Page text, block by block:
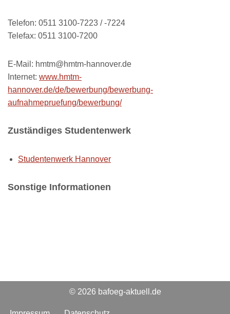
Telefon: 0511 3100-7223 / -7224
Telefax: 0511 3100-7200
E-Mail: hmtm@hmtm-hannover.de
Internet: www.hmtm-
hannover.de/de/bewerbung/bewerbung-
aufnahmepruefung/bewerbung/
Zuständiges Studentenwerk
Studentenwerk Hannover
Sonstige Informationen
© 2026 bafoeg-aktuell.de